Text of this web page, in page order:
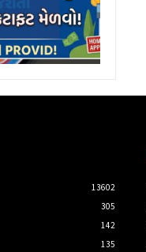
13602
305
142
135